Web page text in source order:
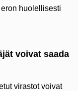
huolellisesti
voivat saada
virastot voivat